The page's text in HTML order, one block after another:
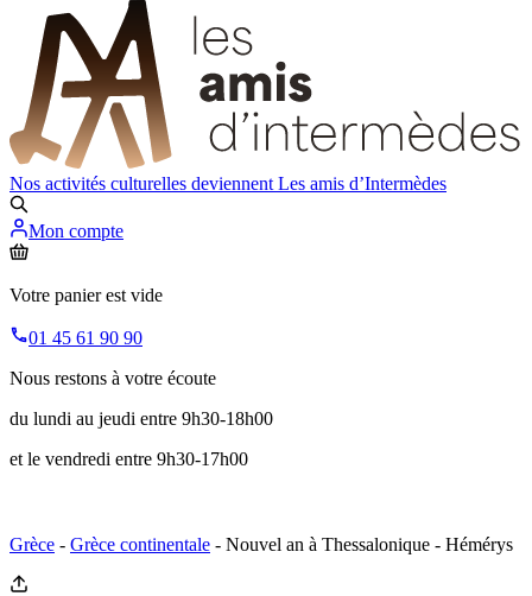
Nos activités culturelles deviennent Les amis d’Intermèdes
Mon compte
Votre panier est vide
01 45 61 90 90
Nous restons à votre écoute
du lundi au jeudi entre 9h30-18h00
et le vendredi entre 9h30-17h00
Grèce - Grèce continentale - Nouvel an à Thessalonique - Hémérys